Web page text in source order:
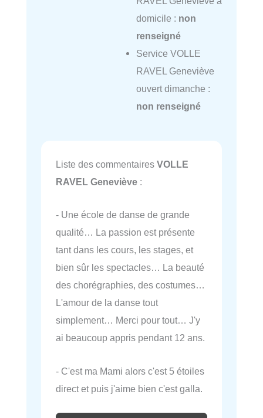
domicile : non
renseigné
Service VOLLE
RAVEL Geneviève
ouvert dimanche :
non renseigné
Liste des commentaires VOLLE
RAVEL Geneviève :
- Une école de danse de grande
qualité… La passion est présente
tant dans les cours, les stages, et
bien sûr les spectacles… La beauté
des chorégraphies, des costumes…
L'amour de la danse tout
simplement… Merci pour tout… J'y
ai beaucoup appris pendant 12 ans.
- C'est ma Mami alors c'est 5 étoiles
direct et puis j'aime bien c'est galla.